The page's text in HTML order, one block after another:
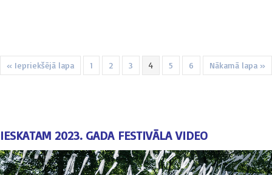
« Iepriekšējā lapa 1 2 3 4 5 6 Nākamā lapa »
IESKATAM 2023. GADA FESTIVĀLA VIDEO
Video
atskaņotājs